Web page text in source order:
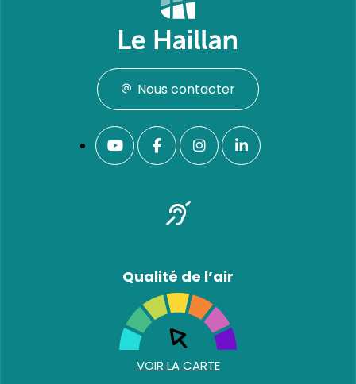
Nous contacter
Qualité de l’air
VOIR LA CARTE